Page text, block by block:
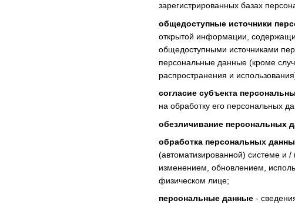
зарегистрированных базах
общедоступные источники
открытой информации,
общедоступными источниками
персональные данные (кроме
распространения и
согласие субъекта
на обработку его персональных
обезличивание персональных
обработка персональных
(автоматизированной) системе и
изменением, обновлением,
физическом лице;
персональные данные -